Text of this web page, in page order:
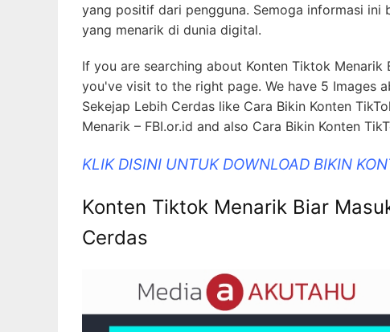
yang positif dari pengguna. Semoga informasi
yang menarik di dunia digital.
If you are searching about Konten Tiktok Menarik
you've visit to the right page. We have 5 Images
Sekejap Lebih Cerdas like Cara Bikin Konten
Menarik – FBI.or.id and also Cara Bikin Konten
KLIK DISINI UNTUK DOWNLOAD BIKIN
Konten Tiktok Menarik Biar
Cerdas